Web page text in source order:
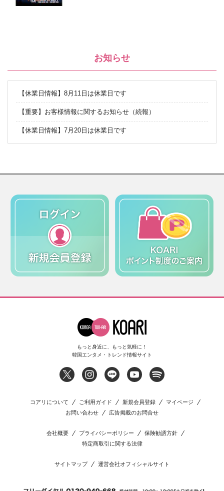
お知らせ
【休業日情報】8月11日は休業日です
【重要】お客様情報に関するお知らせ（続報）
【休業日情報】7月20日は休業日です
もっと身近に、もっと気軽に！
韓国エンタメ・トレンド情報サイト
コアリについて ご利用ガイド 新規会員登録
マイページ
お問い合わせ
広告掲載のお問合せ
会社概要 プライバシーポリシー
保険勧誘方針
特定商取引に関する法律
サイトマップ 運営会社オフィシャルサイト